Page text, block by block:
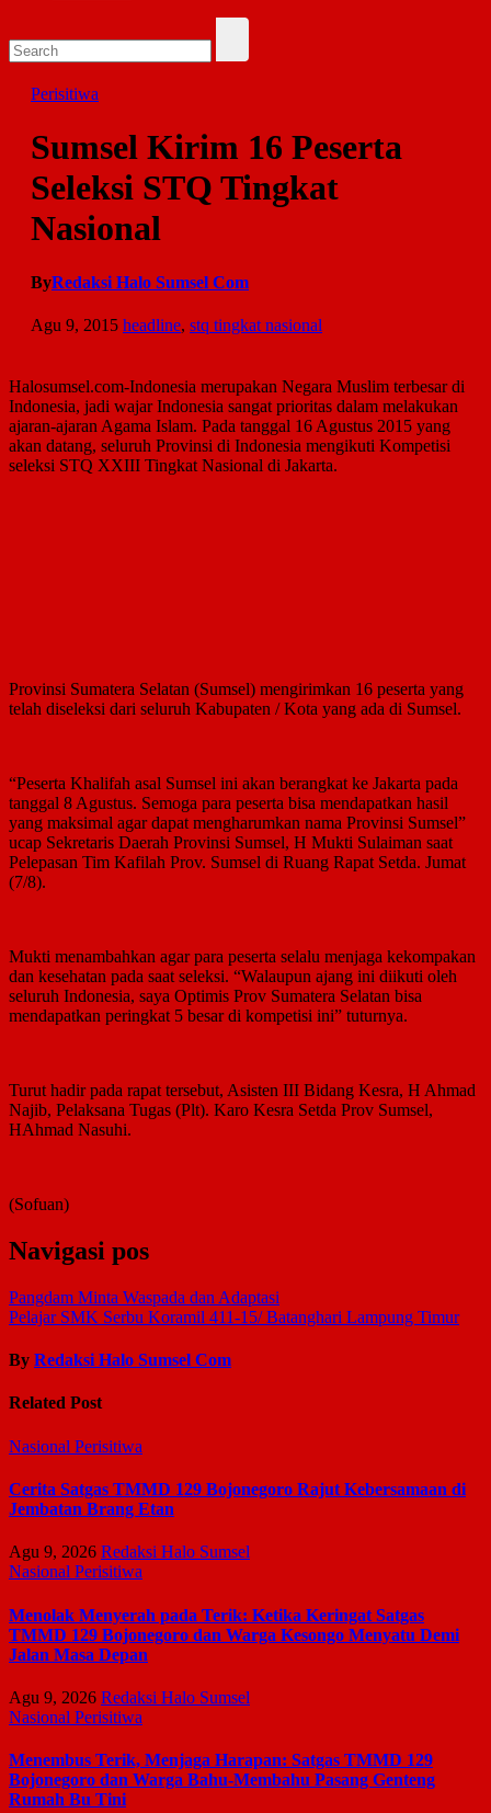
Perisitiwa
Sumsel Kirim 16 Peserta
Seleksi STQ Tingkat
Nasional
ByRedaksi Halo Sumsel Com
Agu 9, 2015 headline, stq tingkat nasional
Halosumsel.com-Indonesia merupakan Negara Muslim terbesar di
Indonesia, jadi wajar Indonesia sangat prioritas dalam melakukan
ajaran-ajaran Agama Islam. Pada tanggal 16 Agustus 2015 yang
akan datang, seluruh Provinsi di Indonesia mengikuti Kompetisi
seleksi STQ XXIII Tingkat Nasional di Jakarta.
Provinsi Sumatera Selatan (Sumsel) mengirimkan 16 peserta yang
telah diseleksi dari seluruh Kabupaten / Kota yang ada di Sumsel.
“Peserta Khalifah asal Sumsel ini akan berangkat ke Jakarta pada
tanggal 8 Agustus. Semoga para peserta bisa mendapatkan hasil
yang maksimal agar dapat mengharumkan nama Provinsi Sumsel”
ucap Sekretaris Daerah Provinsi Sumsel, H Mukti Sulaiman saat
Pelepasan Tim Kafilah Prov. Sumsel di Ruang Rapat Setda. Jumat
(7/8).
Mukti menambahkan agar para peserta selalu menjaga kekompakan
dan kesehatan pada saat seleksi. “Walaupun ajang ini diikuti oleh
seluruh Indonesia, saya Optimis Prov Sumatera Selatan bisa
mendapatkan peringkat 5 besar di kompetisi ini” tuturnya.
Turut hadir pada rapat tersebut, Asisten III Bidang Kesra, H Ahmad
Najib, Pelaksana Tugas (Plt). Karo Kesra Setda Prov Sumsel,
HAhmad Nasuhi.
(Sofuan)
Navigasi pos
Pangdam Minta Waspada dan Adaptasi
Pelajar SMK Serbu Koramil 411-15/ Batanghari Lampung Timur
By Redaksi Halo Sumsel Com
Related Post
Nasional Perisitiwa
Cerita Satgas TMMD 129 Bojonegoro Rajut Kebersamaan di
Jembatan Brang Etan
Agu 9, 2026 Redaksi Halo Sumsel
Nasional Perisitiwa
Menolak Menyerah pada Terik: Ketika Keringat Satgas
TMMD 129 Bojonegoro dan Warga Kesongo Menyatu Demi
Jalan Masa Depan
Agu 9, 2026 Redaksi Halo Sumsel
Nasional Perisitiwa
Menembus Terik, Menjaga Harapan: Satgas TMMD 129
Bojonegoro dan Warga Bahu-Membahu Pasang Genteng
Rumah Bu Tini